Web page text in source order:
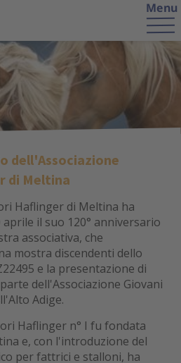
Menu
dell'Associazione
di Meltina
Haflinger di Meltina ha
il suo 120° anniversario
associativa, che
mostra discendenti dello
e la presentazione di
dell'Associazione Giovani
Adige.
Haflinger n° I fu fondata
e, con l'introduzione del
per fattrici e stalloni, ha